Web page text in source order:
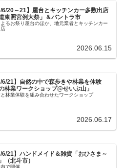
6/20～21】屋台とキッチンカー多数出店
道東照宮例大祭」＆バントラ市
るお祭り屋台のほか、地元業者とキッチンカー
2026.06.15
6/21】自然の中で森歩きや林業を体験
林業ワークショップ@せいぶ山」
林業体験を組み合わせたワークショップ
2026.06.17
6/21】ハンドメイド＆雑貨「おひさま～
（北斗市）
で開催